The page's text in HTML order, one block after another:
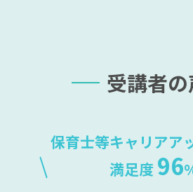
受講者の
保育士等キャリアア
満足度 96